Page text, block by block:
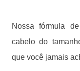
Nossa fórmula
cabelo do
que você jamais